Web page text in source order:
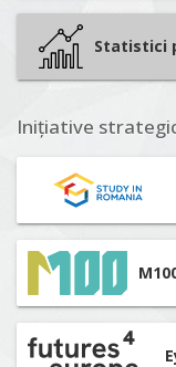
Statistici
Inițiative